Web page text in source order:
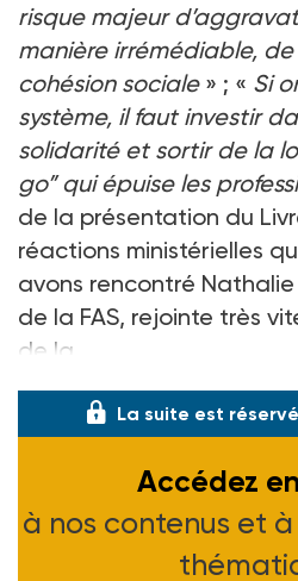
risque majeur
manière irrémédiable,
cohésion sociale » ; « Si
système, il faut investir
solidarité et sortir de la
go” qui épuise les
de la présentation du
réactions ministérielles
avons rencontré
de la FAS, rejointe très
de la
La suite est
Accédez
à nos contenus et